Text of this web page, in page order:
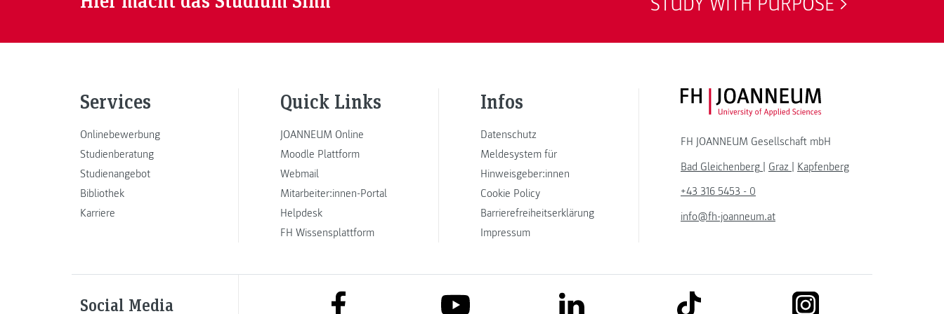
Services
Onlinebewerbung
Studienberatung
Studienangebot
Bibliothek
Karriere
Quick Links
JOANNEUM Online
Moodle Plattform
Webmail
Mitarbeiter:innen-Portal
Helpdesk
FH Wissensplattform
Infos
Datenschutz
Meldesystem für
Hinweisgeber:innen
Cookie Policy
Barrierefreiheitserklärung
Impressum
FH JOANNEUM Logo
FH JOANNEUM Gesellschaft mbH
Bad Gleichenberg | Graz | Kapfenberg
+43 316 5453 - 0
info@fh-joanneum.at
Social Media link to facebook link to youtube link to linkedin link to tiktok link to instagram